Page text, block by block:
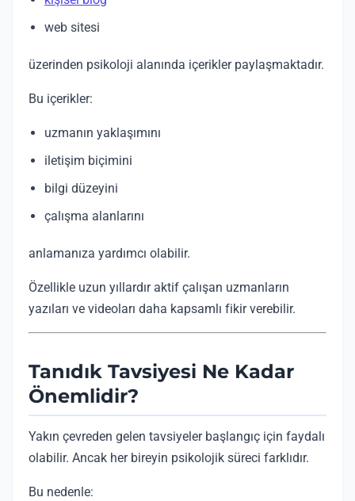
web sitesi
üzerinden psikoloji alanında içerikler paylaşmaktadır.
Bu içerikler:
uzmanın yaklaşımını
iletişim biçimini
bilgi düzeyini
çalışma alanlarını
anlamanıza yardımcı olabilir.
Özellikle uzun yıllardır aktif çalışan uzmanların
yazıları ve videoları daha kapsamlı fikir verebilir.
Tanıdık Tavsiyesi Ne Kadar
Önemlidir?
Yakın çevreden gelen tavsiyeler başlangıç için faydalı
olabilir. Ancak her bireyin psikolojik süreci farklıdır.
Bu nedenle: